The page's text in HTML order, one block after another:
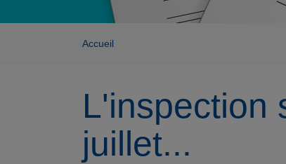
Accueil
L'inspection
juillet...